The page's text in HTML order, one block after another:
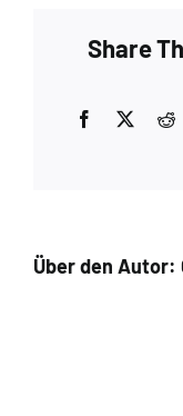
Share
Facebook
Über den Autor: